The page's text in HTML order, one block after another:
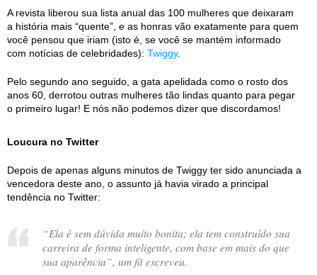
A revista liberou sua lista anual das 100 mulheres que deixaram
a história mais “quente”, e as honras vão exatamente para quem
você pensou que iriam (isto é, se você se mantém informado
com notícias de celebridades): Twiggy.
Pelo segundo ano seguido, a gata apelidada como o rosto dos
anos 60, derrotou outras mulheres tão lindas quanto para pegar
o primeiro lugar! E nós não podemos dizer que discordamos!
Loucura no Twitter
Depois de apenas alguns minutos de Twiggy ter sido anunciada a
vencedora deste ano, o assunto já havia virado a principal
tendência no Twitter:
“Ela é sem dúvida muito bonita; ela tem construído sua
carreira de forma inteligente, com base em mais do que
sua aparência”, um fã escreveu.